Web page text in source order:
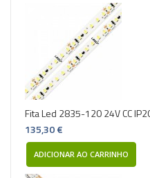
Fita Led 2835-120 24V CC
135,30 €
ADICIONAR AO CARRINHO